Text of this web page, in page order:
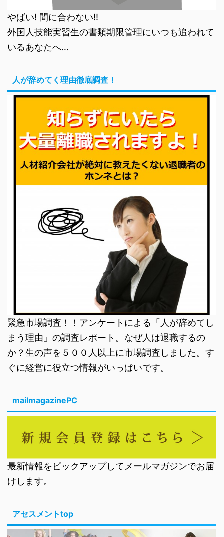
やばい! 間に合わない!!
外国人技能実習生の書類期限管理にいつも追われて
いるあなたへ…
人が辞めてく理由徹底調査！
緊急市場調査！！アンケートによる「人が辞めてし
まう理由」の調査レポート。なぜ人は退職するの
か？生の声を５００人以上に市場調査しました。す
ぐに経営に役立つ情報がいっぱいです。
mailmagazinePC
最新情報をピックアップしてメールマガジンでお届
けします。
アセスメントtop